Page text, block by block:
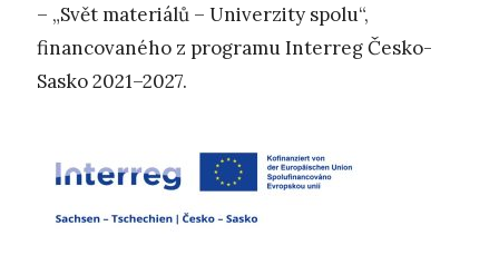
– „Svět materiálů – Univerzity spolu“,
financovaného z programu Interreg Česko-
Sasko 2021–2027.